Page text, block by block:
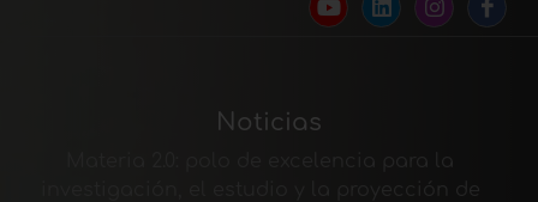
Noticias